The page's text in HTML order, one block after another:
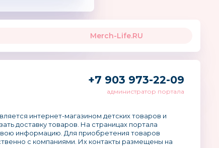
Merch-Life.RU
+7 903 973-22-09
администратор портала
интернет-магазином детских товаров и
доставку товаров. На страницах портала
информацию. Для приобретения товаров
с компаниями. Их контакты размещены на